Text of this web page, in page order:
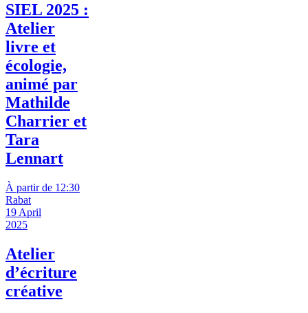
SIEL 2025 :
Atelier
livre et
écologie,
animé par
Mathilde
Charrier et
Tara
Lennart
À partir de 12:30
Rabat
19 April
2025
Atelier
d’écriture
créative